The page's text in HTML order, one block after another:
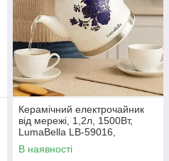
Керамічний електрочайник
від мережі, 1,2л, 1500Вт,
LumaBella LB-59016,
Дисковий чайник
Електричний чайник
В наявності